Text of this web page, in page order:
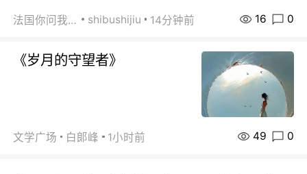
法国你问我答 shibushijiu 14分钟前 16 0
《岁月的守望者》
文学广场 白郞峰 1小时前 49 0